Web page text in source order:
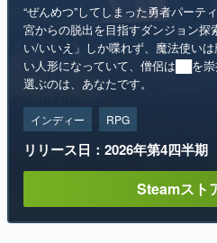
“ぜんめつ”してしまった勇者パーテ
宮からの脱出を目指すダンジョン
い/いいえ」しか喋れず、魔法使い
い人形になっていて、僧侶は██を
選ぶのは、あなたです。
インディー RPG
リリース日：2026年第4四半期
Steamスト